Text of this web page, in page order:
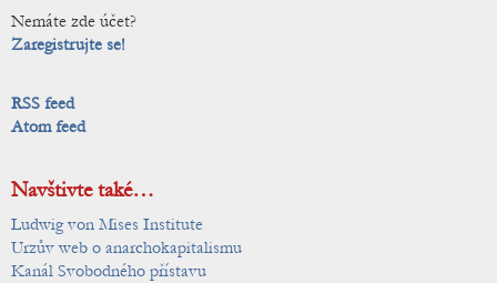
Nemáte zde účet?
Zaregistrujte se!
RSS feed
Atom feed
Navštivte také…
Ludwig von Mises Institute
Urzův web o anarchokapitalismu
Kanál Svobodného přístavu